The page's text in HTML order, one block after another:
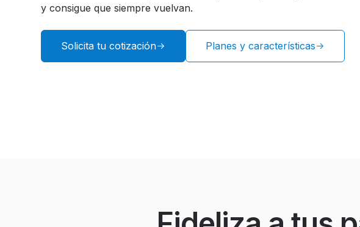
y consigue que siempre vuelvan.
Solicita tu cotización Planes y características